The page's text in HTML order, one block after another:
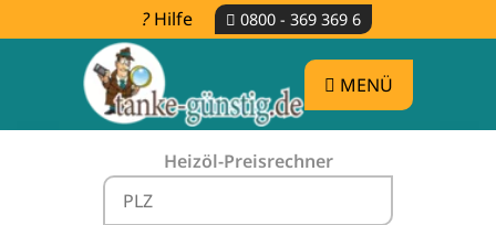
Hilfe 0800 - 369 369 6
MENÜ
Heizöl-Preisrechner